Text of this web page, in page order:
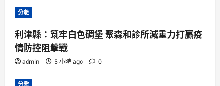
分數
利津縣：筑牢白色碉堡 聚森和診所減重力打贏疫
情防控阻擊戰
admin 5 小時 ago 0
分數